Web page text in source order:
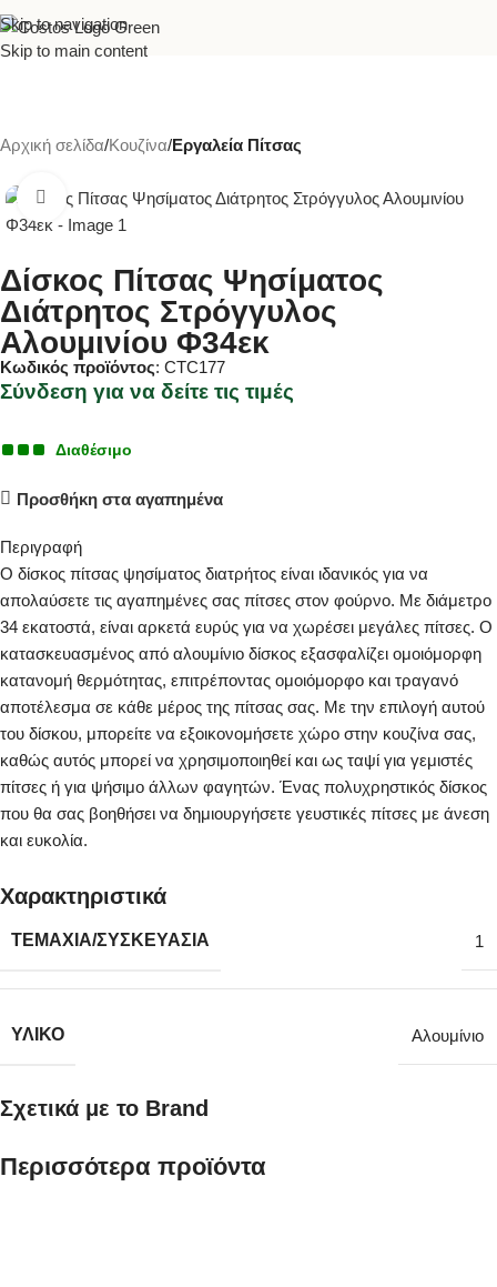
Skip to navigation
Skip to main content
Αρχική σελίδα Κουζίνα Εργαλεία Πίτσας
Κλικ για μεγέθυνση
Δίσκος Πίτσας Ψησίματος
Διάτρητος Στρόγγυλος
Αλουμινίου Φ34εκ
Κωδικός προϊόντος: CTC177
Σύνδεση για να δείτε τις τιμές
Διαθέσιμο
Προσθήκη στα αγαπημένα
Περιγραφή
Ο δίσκος πίτσας ψησίματος διατρήτος είναι ιδανικός για να
απολαύσετε τις αγαπημένες σας πίτσες στον φούρνο. Με διάμετρο
34 εκατοστά, είναι αρκετά ευρύς για να χωρέσει μεγάλες πίτσες. Ο
κατασκευασμένος από αλουμίνιο δίσκος εξασφαλίζει ομοιόμορφη
κατανομή θερμότητας, επιτρέποντας ομοιόμορφο και τραγανό
αποτέλεσμα σε κάθε μέρος της πίτσας σας. Με την επιλογή αυτού
του δίσκου, μπορείτε να εξοικονομήσετε χώρο στην κουζίνα σας,
καθώς αυτός μπορεί να χρησιμοποιηθεί και ως ταψί για γεμιστές
πίτσες ή για ψήσιμο άλλων φαγητών. Ένας πολυχρηστικός δίσκος
που θα σας βοηθήσει να δημιουργήσετε γευστικές πίτσες με άνεση
και ευκολία.
Χαρακτηριστικά
ΤΕΜΆΧΙΑ/ΣΥΣΚΕΥΑΣΊΑ 1
ΥΛΙΚΌ Αλουμίνιο
Σχετικά με το Brand
Περισσότερα προϊόντα